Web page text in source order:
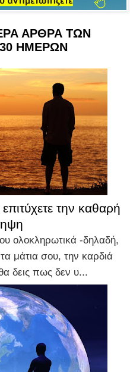
ΑΡΘΡΑ ΤΩΝ
ΗΜΕΡΩΝ
την καθαρή
ολοκληρωτικά -δηλαδή,
μάτια σου, την καρδιά
δεις πως δεν υ...